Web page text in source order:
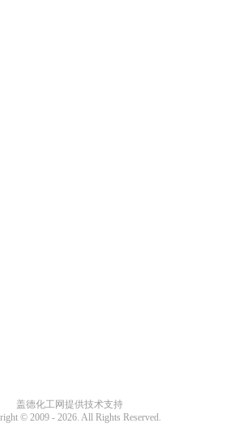
盖德化工网提供技术支持
© 2009 - 2026. All Rights Reserved.